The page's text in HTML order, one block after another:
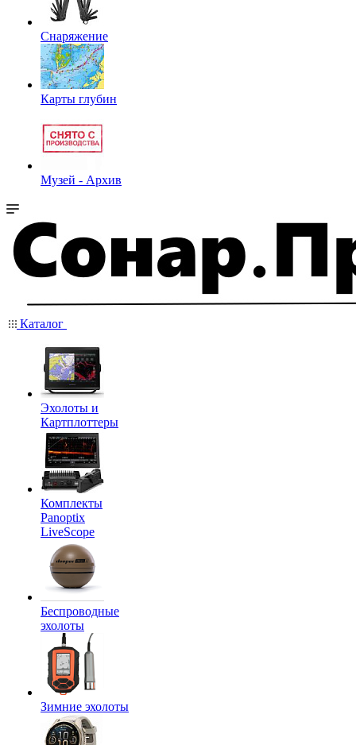
Снаряжение
Карты глубин
Музей - Архив
Каталог
Эхолоты и
Картплоттеры
Комплекты
Panoptix
LiveScope
Беспроводные
эхолоты
Зимние эхолоты